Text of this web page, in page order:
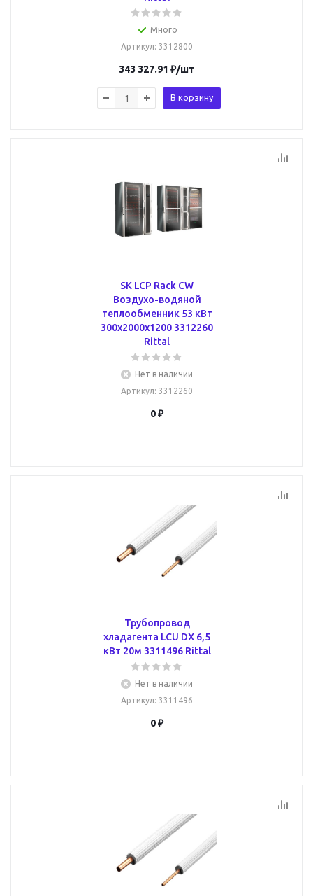
Много
Артикул: 3312800
343 327.91 ₽/шт
В корзину
SK LCP Rack CW
Воздухо-водяной
теплообменник 53 кВт
300x2000x1200 3312260
Rittal
Нет в наличии
Артикул: 3312260
0 ₽
Трубопровод
хладагента LCU DX 6,5
кВт 20м 3311496 Rittal
Нет в наличии
Артикул: 3311496
0 ₽